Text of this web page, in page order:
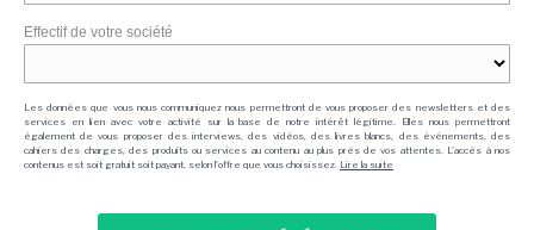
Effectif de votre société
Les données que vous nous communiquez nous permettront de vous proposer des newsletters et des
services en lien avec votre activité sur la base de notre intérêt légitime. Elles nous permettront
également de vous proposer des interviews, des vidéos, des livres blancs, des événements, des
cahiers des charges, des produits ou services au contenu au plus près de vos attentes. L'accès à nos
contenus est soit gratuit soit payant, selon l'offre que vous choisissez. Lire la suite